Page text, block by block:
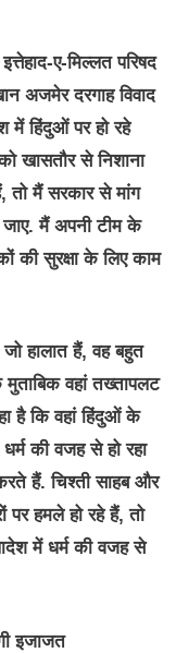
इत्तेहाद-ए-मिल्लत परिषद
अजमेर दरगाह विवाद
में हिंदुओं पर हो रहे
खासतौर से निशाना
तो मैं सरकार से मांग
मैं अपनी टीम के
की सुरक्षा के लिए काम
हालात हैं, वह बहुत
वहां तख्तापलट
है कि वहां हिंदुओं के
की वजह से हो रहा
हैं. चिश्ती साहब और
पर हमले हो रहे हैं, तो
में धर्म की वजह से
इजाजत